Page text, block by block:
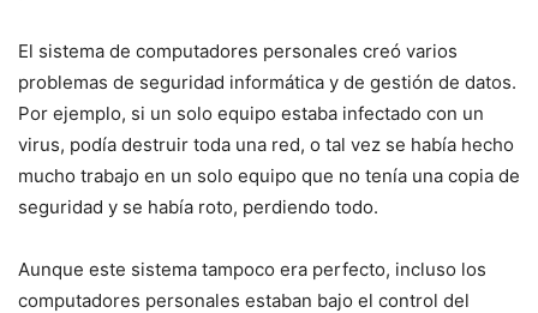
El sistema de computadores personales creó varios
problemas de seguridad informática y de gestión de datos.
Por ejemplo, si un solo equipo estaba infectado con un
virus, podía destruir toda una red, o tal vez se había hecho
mucho trabajo en un solo equipo que no tenía una copia de
seguridad y se había roto, perdiendo todo.
Aunque este sistema tampoco era perfecto, incluso los
computadores personales estaban bajo el control del